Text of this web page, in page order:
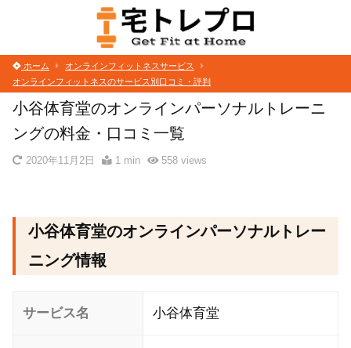
ホーム
オンラインフィットネスサービス
オンラインフィットネスのサービス別口コミ・評判
小谷体育堂のオンラインパーソナルトレーニ
ングの料金・口コミ一覧
2020年11月2日 1 min 558views
小谷体育堂のオンラインパーソナルトレー
ニング情報
サービス名 小谷体育堂